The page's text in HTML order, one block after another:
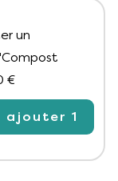
un
€
ajouter 1